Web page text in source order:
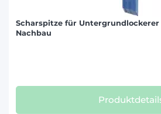
Scharspitze für Untergrundlockerer
Nachbau